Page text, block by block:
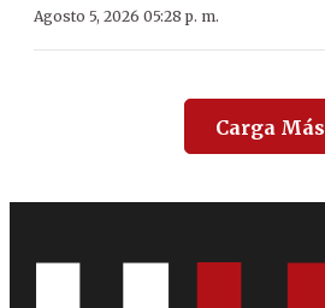
Agosto 5, 2026 05:28 p. m.
Carga Más